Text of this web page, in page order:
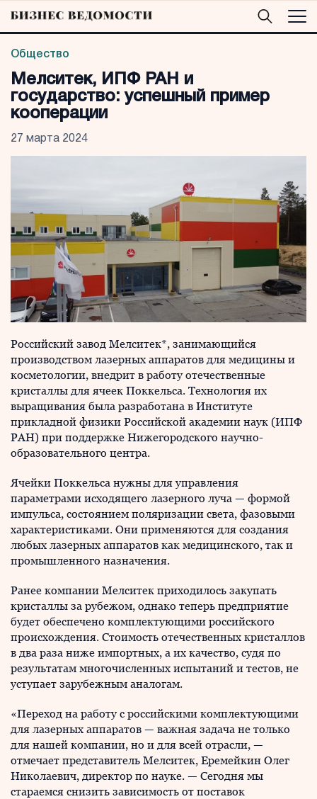
Общество
Мелситек, ИПФ РАН и
государство: успешный пример
кооперации
27 марта 2024
Российский завод Мелситек*, занимающийся
производством лазерных аппаратов для медицины и
косметологии, внедрит в работу отечественные
кристаллы для ячеек Поккельса. Технология их
выращивания была разработана в Институте
прикладной физики Российской академии наук (ИПФ
РАН) при поддержке Нижегородского научно-
образовательного центра.
Ячейки Поккельса нужны для управления
параметрами исходящего лазерного луча — формой
импульса, состоянием поляризации света, фазовыми
характеристиками. Они применяются для создания
любых лазерных аппаратов как медицинского, так и
промышленного назначения.
Ранее компании Мелситек приходилось закупать
кристаллы за рубежом, однако теперь предприятие
будет обеспечено комплектующими российского
происхождения. Стоимость отечественных кристаллов
в два раза ниже импортных, а их качество, судя по
результатам многочисленных испытаний и тестов, не
уступает зарубежным аналогам.
«Переход на работу с российскими комплектующими
для лазерных аппаратов — важная задача не только
для нашей компании, но и для всей отрасли, —
отмечает представитель Мелситек, Еремейкин Олег
Николаевич, директор по науке. — Сегодня мы
стараемся снизить зависимость от поставок